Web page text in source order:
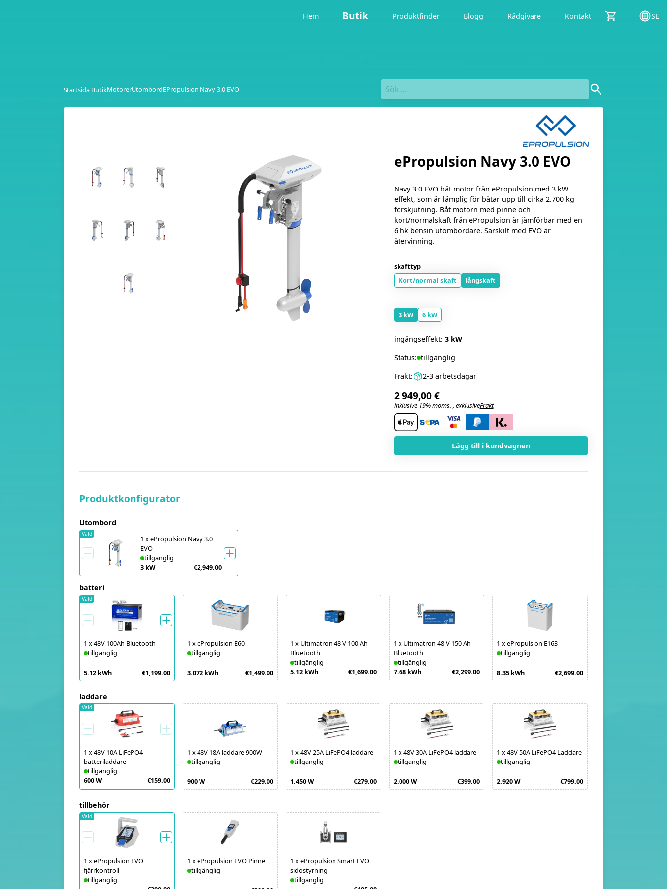
Hem Butik Produktfinder Blogg Rådgivare Kontakt SE
Startsida ButikMotorerUtombordEPropulsion Navy 3.0 EVO
ePropulsion Navy 3.0 EVO
ingångseffekt: 3 kW
Status: tillgänglig
Frakt:
2-3 arbetsdagar
2 949,00 €
inklusive 19% moms. , exklusiveFrakt
Lägg till i kundvagnen
Navy 3.0 EVO båt motor från ePropulsion med 3 kW
effekt, som är lämplig för båtar upp till cirka 2.700 kg
förskjutning. Båt motorn med pinne och
kort/normalskaft från ePropulsion är jämförbar med en
6 hk bensin utombordare. Särskilt med EVO är
återvinning.
skafttyp
Kort/normal skaft
långskaft
3 kW 6 kW
Produktkonfigurator
Utombord
1 xePropulsion Navy 3.0
EVO
tillgänglig
3 kW
€2,949.00
Vald
batteri
1 x48V 100Ah Bluetooth
tillgänglig
5.12 kWh €1,199.00
Vald
1 xePropulsion E60
tillgänglig
3.072 kWh €1,499.00
1 x Ultimatron 48 V 100 Ah
Bluetooth
tillgänglig
5.12 kWh
€1,699.00
1 x Ultimatron 48 V 150 Ah
Bluetooth
tillgänglig
7.68 kWh
€2,299.00
1 xePropulsion E163
tillgänglig
8.35 kWh €2,699.00
laddare
1 x48V 10A LiFePO4
batteriladdare
tillgänglig
600 W
€159.00
Vald
1 x48V 18A laddare 900W
tillgänglig
900 W €229.00
1 x48V 25A LiFePO4 laddare
tillgänglig
1.450 W €279.00
1 x48V 30A LiFePO4 laddare
tillgänglig
2.000 W €399.00
1 x48V 50A LiFePO4 Laddare
tillgänglig
2.920 W €799.00
tillbehör
1 xePropulsion EVO
fjärrkontroll
tillgänglig
Vald
1 xePropulsion EVO Pinne
tillgänglig
1 xePropulsion Smart EVO
sidostyrning
tillgänglig